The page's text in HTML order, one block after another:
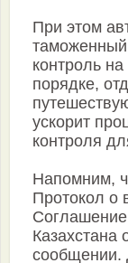
При этом
контроль
порядке,
ускорит
контроля
Напомним,
Протокол о
Соглашение
сообщении.